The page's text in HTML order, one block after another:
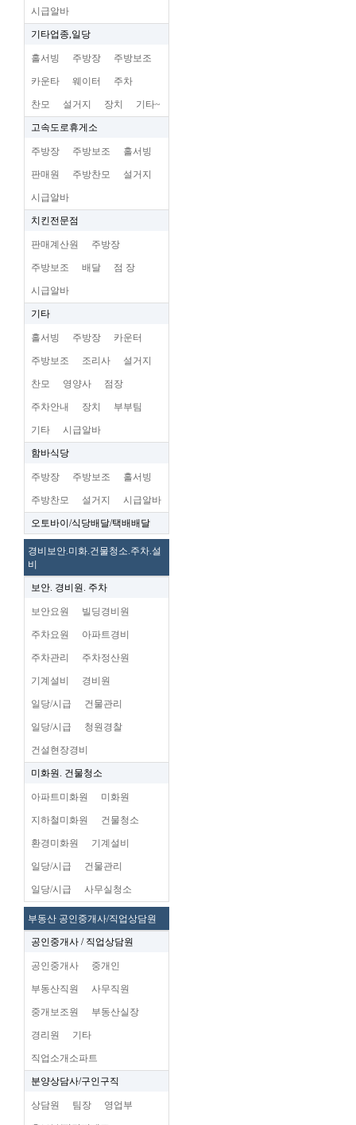
시급알바
기타업종,일당
홀서빙 주방장 주방보조
카운타 웨이터 주차
찬모 설거지 장치 기타~
고속도로휴게소
주방장 주방보조 홀서빙
판매원 주방찬모 설거지
시급알바
치킨전문점
판매계산원 주방장
주방보조 배달 점 장
시급알바
기타
홀서빙 주방장 카운터
주방보조 조리사 설거지
찬모 영양사 점장
주차안내 장치 부부팀
기타 시급알바
함바식당
주방장 주방보조 홀서빙
주방찬모 설거지 시급알바
오토바이/식당배달/택배배달
경비보안.미화.건물청소.주차.설
비
보안. 경비원. 주차
보안요원 빌딩경비원
주차요원 아파트경비
주차관리 주차정산원
기계설비 경비원
일당/시급 건물관리
일당/시급 청원경찰
건설현장경비
미화원. 건물청소
아파트미화원 미화원
지하철미화원 건물청소
환경미화원 기계설비
일당/시급 건물관리
일당/시급 사무실청소
부동산 공인중개사/직업상담원
공인중개사 / 직업상담원
공인중개사 중개인
부동산직원 사무직원
중개보조원 부동산실장
경리원 기타
직업소개소파트
분양상담사/구인구직
상담원 팀장 영업부